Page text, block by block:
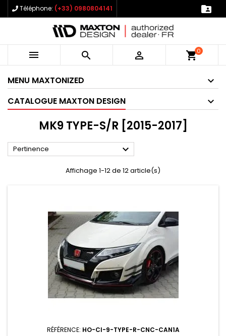
Téléphone: (+33) 0980804141 
   shopping_cart0
MENU MAXTONIZED
CATALOGUE MAXTON DESIGN
MK9 TYPE-S/R [2015-2017]
Pertinence 
Affichage 1-12 de 12 article(s)
RÉFÉRENCE: HO-CI-9-TYPE-R-CNC-CAN1A